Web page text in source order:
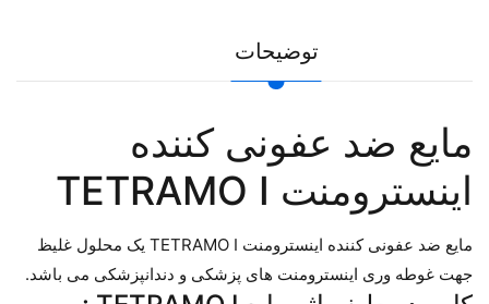
توضیحات
مایع ضد عفونی کننده
اینسترومنت TETRAMO I
مایع ضد عفونی کننده اینسترومنت TETRAMO I یک محلول غلیظ
جهت غوطه وری اینسترومنت های پزشکی و دندانپزشکی می باشد.